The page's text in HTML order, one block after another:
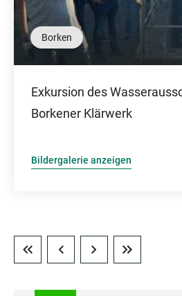
Borken
Exkursion des
Borkener Klärwerk
Bildergalerie anzeigen